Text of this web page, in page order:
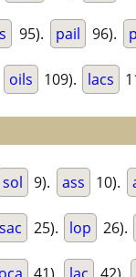
95). pail 96).
oils 109). lacs
sol 9). ass 10).
sac 25). lop 26).